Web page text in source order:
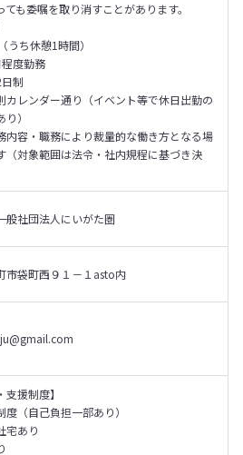
ても委嘱を取り消すことがあります。
うち休憩1時間）
度勤務
制
カレンダー通り（イベント等で休日出勤の
）
容・職務により裁量的な働き方となる場
（対象範囲は法令・社内規程に基づき決
般社団法人にいがた圏
市袋町西９１－１asto内
支援制度】
度（自己負担一部あり）
宅あり